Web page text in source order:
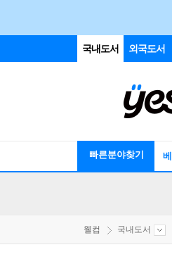
국내도서 외국도서
빠른분야찾기
웰컴 국내도서